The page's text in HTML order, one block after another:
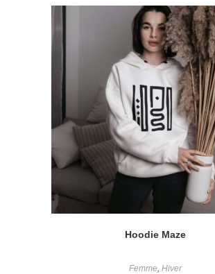
Hoodie Maze
Femme Hiver